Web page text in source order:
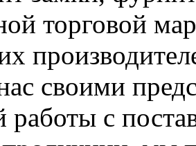
торговой
своими
работы с